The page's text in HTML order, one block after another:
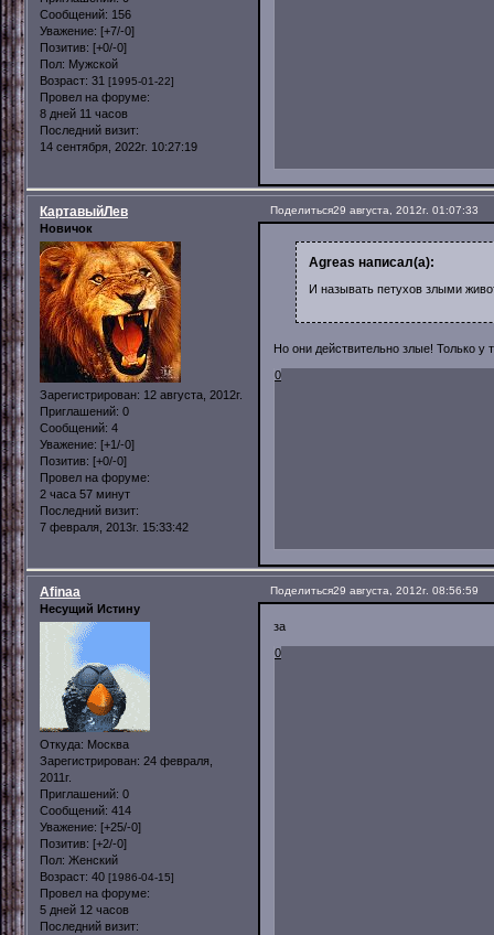
Сообщений: 156
Уважение: [+7/-0]
Позитив: [+0/-0]
Пол: Мужской
Возраст: 31 [1995-01-22]
Провел на форуме:
8 дней 11 часов
Последний визит:
14 сентября, 2022г. 10:27:19
Поделиться29 августа, 2012г. 01:07:33
КартавыйЛев
Новичок
Зарегистрирован: 12 августа, 2012г.
Приглашений: 0
Сообщений: 4
Уважение: [+1/-0]
Позитив: [+0/-0]
Провел на форуме:
2 часа 57 минут
Последний визит:
7 февраля, 2013г. 15:33:42
Agreas написал(а):
И называть петухов злыми
Но они действительно злые! Только у
0
Поделиться29 августа, 2012г. 08:56:59
Afinaa
Несущий Истину
Откуда: Москва
Зарегистрирован: 24 февраля,
2011г.
Приглашений: 0
Сообщений: 414
Уважение: [+25/-0]
Позитив: [+2/-0]
Пол: Женский
Возраст: 40 [1986-04-15]
Провел на форуме:
5 дней 12 часов
Последний визит:
за
0